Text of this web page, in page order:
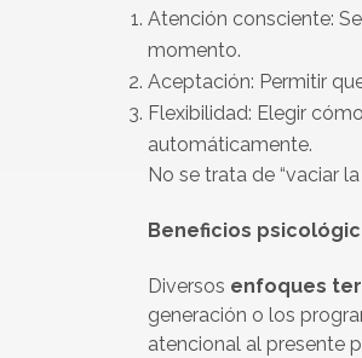
Atención consciente:
momento.
Aceptación: Permitir
Flexibilidad: Elegir
automáticamente.
No se trata de “vaciar
Beneficios
Diversos enfoques
generación o los
atencional al presente